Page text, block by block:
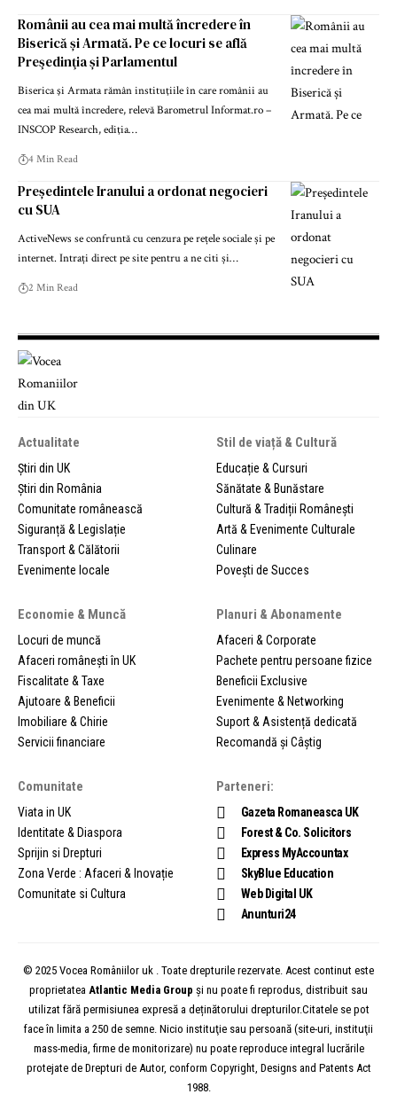
Românii au cea mai multă încredere în
Biserică și Armată. Pe ce locuri se află
Preşedinţia și Parlamentul
Biserica şi Armata rămân instituţiile în care românii au
cea mai multă încredere, relevă Barometrul Informat.ro –
INSCOP Research, ediţia…
4 Min Read
Președintele Iranului a ordonat negocieri
cu SUA
ActiveNews se confruntă cu cenzura pe rețele sociale și pe
internet. Intrați direct pe site pentru a ne citi și…
2 Min Read
Actualitate
Știri din UK
Știri din România
Comunitate românească
Siguranță & Legislație
Transport & Călătorii
Evenimente locale
Stil de viață & Cultură
Educație & Cursuri
Sănătate & Bunăstare
Cultură & Tradiții Românești
Artă & Evenimente Culturale
Culinare
Povești de Succes
Economie & Muncă
Locuri de muncă
Afaceri românești în UK
Fiscalitate & Taxe
Ajutoare & Beneficii
Imobiliare & Chirie
Servicii financiare
Planuri & Abonamente
Afaceri & Corporate
Pachete pentru persoane fizice
Beneficii Exclusive
Evenimente & Networking
Suport & Asistență dedicată
Recomandă și Câștig
Comunitate
Viata in UK
Identitate & Diaspora
Sprijin si Drepturi
Zona Verde : Afaceri & Inovație
Comunitate si Cultura
Parteneri:
Gazeta Romaneasca UK
Forest & Co. Solicitors
Express MyAccountax
SkyBlue Education
Web Digital UK
Anunturi24
© 2025 Vocea Româniilor uk . Toate drepturile rezervate. Acest continut este
proprietatea Atlantic Media Group și nu poate fi reprodus, distribuit sau
utilizat fără permisiunea expresă a deținătorului drepturilor.Citatele se pot
face în limita a 250 de semne. Nicio instituţie sau persoană (site-uri, instituţii
mass-media, firme de monitorizare) nu poate reproduce integral lucrările
protejate de Drepturi de Autor, conform Copyright, Designs and Patents Act
1988.